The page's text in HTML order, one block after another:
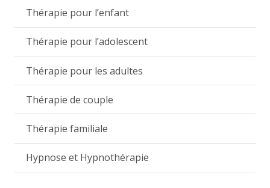
Thérapie pour l’enfant
Thérapie pour l’adolescent
Thérapie pour les adultes
Thérapie de couple
Thérapie familiale
Hypnose et Hypnothérapie